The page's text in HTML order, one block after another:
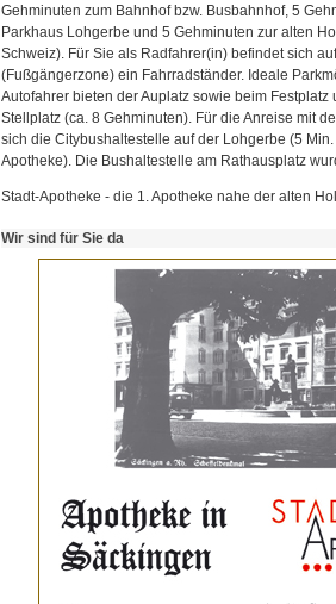
Gehminuten zum Bahnhof bzw. Busbahnhof, 5
Parkhaus Lohgerbe und 5 Gehminuten zur alten
Schweiz). Für Sie als Radfahrer(in) befindet sich
(Fußgängerzone) ein Fahrradständer. Ideale
Autofahrer bieten der Auplatz sowie beim Festplatz
Stellplatz (ca. 8 Gehminuten). Für die Anreise mit
sich die Citybushaltestelle auf der Lohgerbe (5
Apotheke). Die Bushaltestelle am Rathausplatz
Stadt-Apotheke - die 1. Apotheke nahe der alten
Wir sind für Sie da